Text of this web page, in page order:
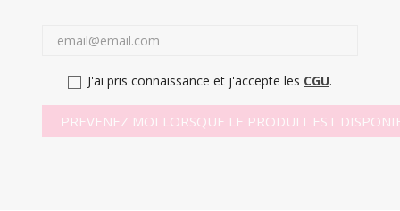
J'ai pris connaissance et j'accepte les CGU.
PREVENEZ MOI LORSQUE LE PRODUIT EST